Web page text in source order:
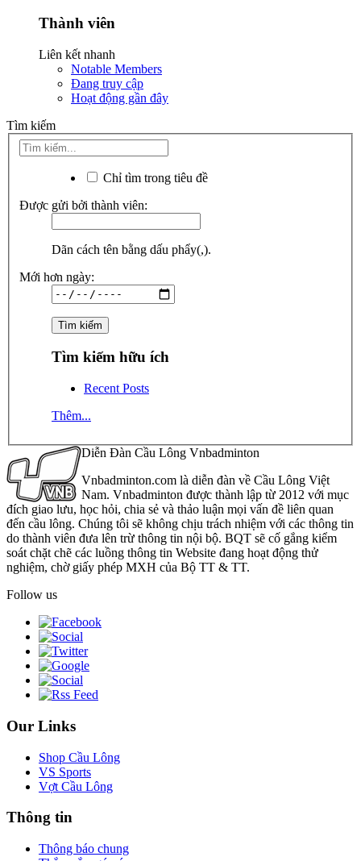
Thành viên
Liên kết nhanh
Notable Members
Đang truy cập
Hoạt động gần đây
Tìm kiếm
Chỉ tìm trong tiêu đề
Được gửi bởi thành viên:
Dãn cách tên bằng dấu phẩy(,).
Mới hơn ngày:
Tìm kiếm hữu ích
Recent Posts
Thêm...
Diễn Đàn Cầu Lông Vnbadminton
Vnbadminton.com là diễn đàn về Cầu Lông Việt
Nam. Vnbadminton được thành lập từ 2012 với mục
đích giao lưu, học hỏi, chia sẻ và thảo luận mọi vấn đề liên quan
đến cầu lông. Chúng tôi sẽ không chịu trách nhiệm với các thông tin
do thành viên đưa lên trừ thông tin nội bộ. BQT sẽ cố gắng kiểm
soát chặt chẽ các luồng thông tin Website đang hoạt động thử
nghiệm, chờ giấy phép MXH của Bộ TT & TT.
Follow us
Our Links
Shop Cầu Lông
VS Sports
Vợt Cầu Lông
Thông tin
Thông báo chung